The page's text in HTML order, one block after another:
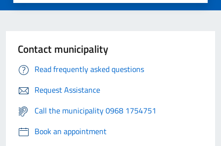
Contact municipality
Read frequently asked questions
Request Assistance
Call the municipality 0968 1754751
Book an appointment